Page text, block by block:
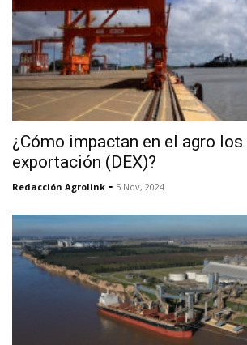
¿Cómo impactan en el agro
exportación (DEX)?
Redacción Agrolink - 5 Nov, 2024